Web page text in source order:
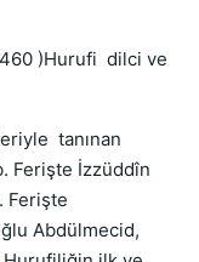
)Hurufi dilci ve
tanınan
Ferişte İzzüddîn
Ferişte
Abdülmecid,